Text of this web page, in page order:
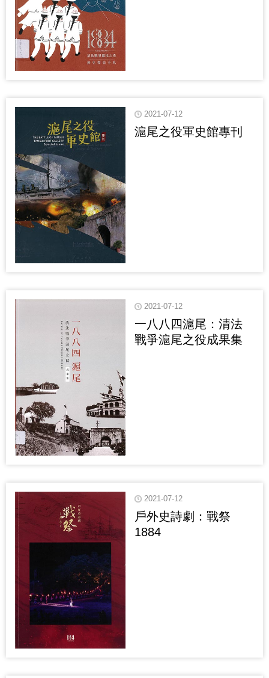
2021-07-12
滬尾之役軍史館專刊
2021-07-12
一八八四滬尾：清法
戰爭滬尾之役成果集
2021-07-12
戶外史詩劇：戰祭
1884